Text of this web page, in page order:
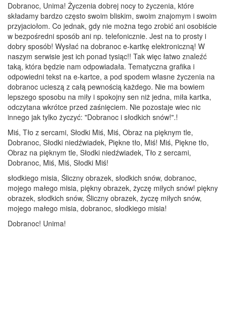
Dobranoc, Unima! Życzenia dobrej nocy to życzenia, które
składamy bardzo często swoim bliskim, swoim znajomym i swoim
przyjaciołom. Co jednak, gdy nie można tego zrobić ani osobiście
w bezpośredni sposób ani np. telefonicznie. Jest na to prosty i
dobry sposób! Wysłać na dobranoc e-kartkę elektroniczną! W
naszym serwisie jest ich ponad tysiąc!! Tak więc łatwo znaleźć
taką, która będzie nam odpowiadała. Tematyczna grafika i
odpowiedni tekst na e-kartce, a pod spodem własne życzenia na
dobranoc ucieszą z całą pewnością każdego. Nie ma bowiem
lepszego sposobu na miły i spokojny sen niż jedna, miła kartka,
odczytana wkrótce przed zaśnięciem. Nie pozostaje wiec nic
innego jak tylko życzyć: "Dobranoc i słodkich snów!".!
Miś, Tło z sercami, Słodki Miś, Miś, Obraz na pięknym tle,
Dobranoc, Słodki niedźwiadek, Piękne tło, Miś! Miś, Piękne tło,
Obraz na pięknym tle, Słodki niedźwiadek, Tło z sercami,
Dobranoc, Miś, Miś, Słodki Miś!
słodkiego misia, Śliczny obrazek, słodkich snów, dobranoc,
mojego małego misia, piękny obrazek, życzę miłych snów! piękny
obrazek, słodkich snów, Śliczny obrazek, życzę miłych snów,
mojego małego misia, dobranoc, słodkiego misia!
Dobranoc! Unima!